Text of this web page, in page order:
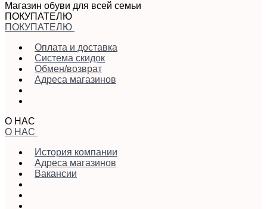
Магазин обуви для всей семьи
ПОКУПАТЕЛЮ
ПОКУПАТЕЛЮ
Оплата и доставка
Система скидок
Обмен/возврат
Адреса магазинов
О НАС
О НАС
История компании
Адреса магазинов
Вакансии